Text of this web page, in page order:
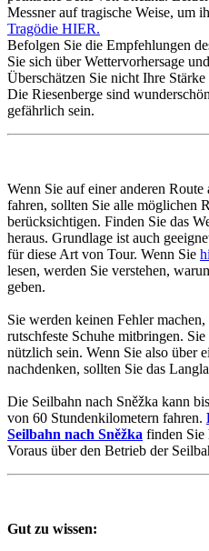
Messner auf tragische Weise, um
Tragödie HIER.
Befolgen Sie die Empfehlungen
Sie sich über Wettervorhersage
Überschätzen Sie nicht Ihre
Die Riesenberge sind
gefährlich sein.
Wenn Sie auf einer anderen Route
fahren, sollten Sie alle möglichen
berücksichtigen. Finden Sie das
heraus. Grundlage ist auch
für diese Art von Tour. Wenn Sie
lesen, werden Sie verstehen,
geben.
Sie werden keinen Fehler
rutschfeste Schuhe mitbringen.
nützlich sein. Wenn Sie also über
nachdenken, sollten Sie das
Die Seilbahn nach Sněžka kann
von 60 Stundenkilometern fahren.
Seilbahn nach Sněžka finden Sie
Voraus über den Betrieb der
Gut zu wissen: